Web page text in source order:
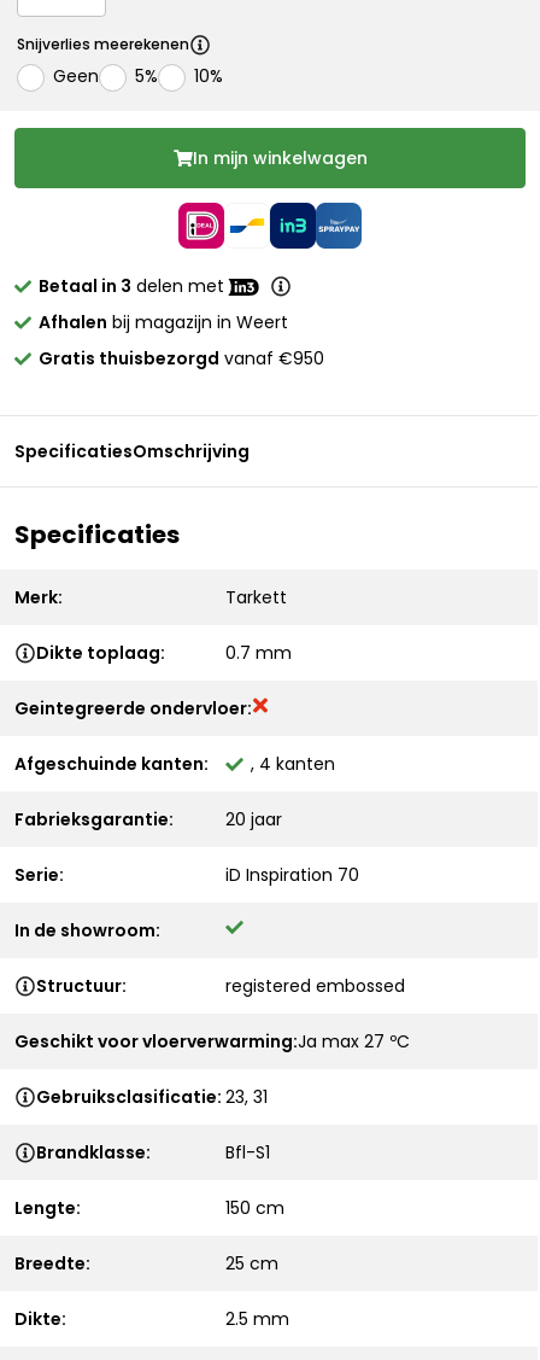
Snijverlies meerekenen
Geen 5% 10%
In mijn winkelwagen
Betaal in 3 delen met
Afhalen bij magazijn in Weert
Gratis thuisbezorgd vanaf €950
SpecificatiesOmschrijving
Specificaties
Merk: Tarkett
Dikte toplaag: 0.7 mm
Geintegreerde ondervloer:
Afgeschuinde kanten: , 4 kanten
Fabrieksgarantie: 20 jaar
Serie: iD Inspiration 70
In de showroom:
Structuur: registered embossed
Geschikt voor vloerverwarming:Ja max 27 ºC
Gebruiksclasificatie: 23, 31
Brandklasse: Bfl-S1
Lengte: 150 cm
Breedte: 25 cm
Dikte: 2.5 mm